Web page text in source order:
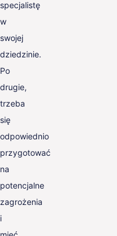
specjalistę
w
swojej
dziedzinie.
Po
drugie,
trzeba
się
odpowiednio
przygotować
na
potencjalne
zagrożenia
i